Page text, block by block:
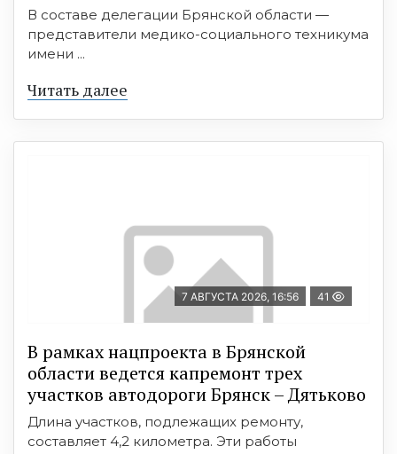
В составе делегации Брянской области —
представители медико-социального техникума
имени ...
Читать далее
7 АВГУСТА 2026, 16:56 41
В рамках нацпроекта в Брянской
области ведется капремонт трех
участков автодороги Брянск – Дятьково
Длина участков, подлежащих ремонту,
составляет 4,2 километра. Эти работы